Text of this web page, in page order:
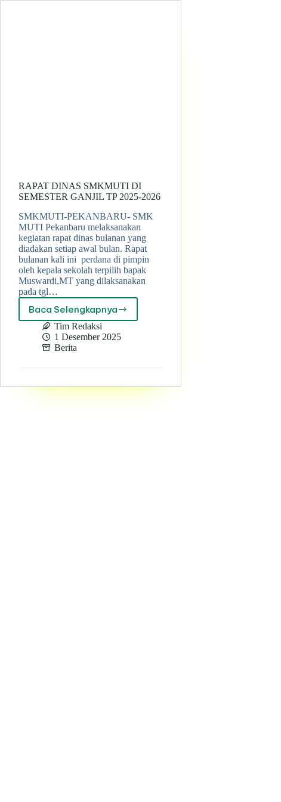
RAPAT DINAS SMKMUTI DI
SEMESTER GANJIL TP 2025-2026
SMKMUTI-PEKANBARU- SMK
MUTI Pekanbaru melaksanakan
kegiatan rapat dinas bulanan yang
diadakan setiap awal bulan. Rapat
bulanan kali ini perdana di pimpin
oleh kepala sekolah terpilih bapak
Muswardi,MT yang dilaksanakan
pada tgl…
Baca Selengkapnya
RAPAT
DINAS
SMKMUTI
GANJIL
2025-
Tim Redaksi
1 Desember 2025
Berita